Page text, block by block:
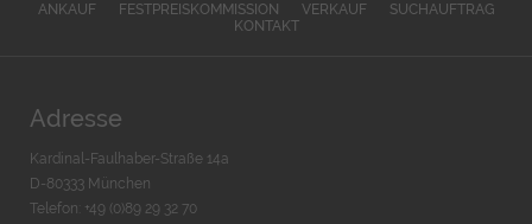
ANKAUF FESTPREISKOMMISSION VERKAUF
SUCHAUFTRAG
KONTAKT
Adresse
Kardinal-Faulhaber-Straße 14a
D-80333 München
Telefon: +49 (0)89 29 32 70